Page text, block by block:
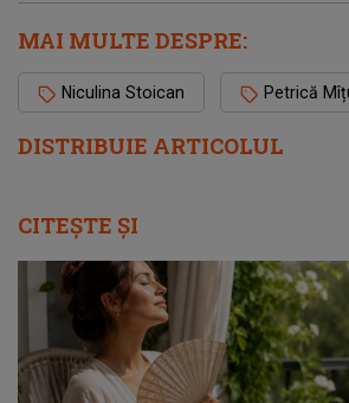
DISTRIBUIE ARTICOLUL
MAI MULTE DESPRE:
Niculina Stoican Petrică
CITEȘTE ȘI